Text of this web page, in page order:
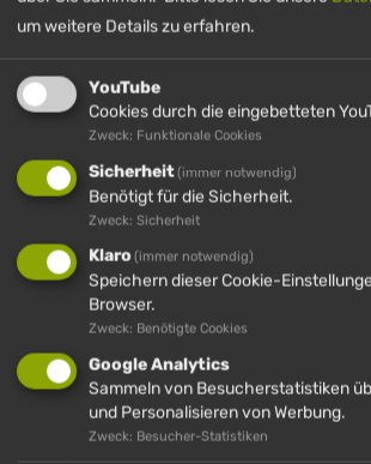
Wintersaison: 20.12.2025 –
Sommersaison: 03.04.2026 –
um weitere Details zu erfahren.
YouTube
Cookies durch die eingebetteten
Zweck: Funktionale Cookies
Sicherheit(immer notwendig)
Benötigt für die Sicherheit.
Zweck: Sicherheit
Klaro (immer notwendig)
Speichern dieser Cookie-
Browser.
Zweck: Benötigte Cookies
Google Analytics
Sammeln von Besucherstatistiken
und Personalisieren von Werbung.
Zweck: Besucher-Statistiken